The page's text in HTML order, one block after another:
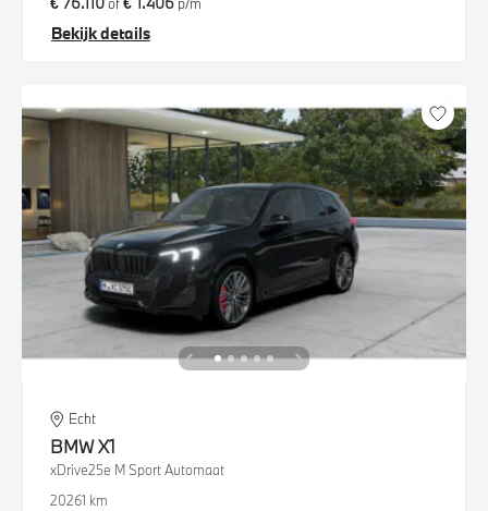
of p/m
Bekijk details
Echt
BMWX1
xDrive25e M Sport Automaat
20261 km